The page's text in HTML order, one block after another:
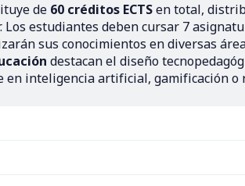
de 60 créditos ECTSen total,
Los estudiantes deben cursar 7
sus conocimientos en diversas
destacan el diseño
en inteligencia artificial, gamificación o